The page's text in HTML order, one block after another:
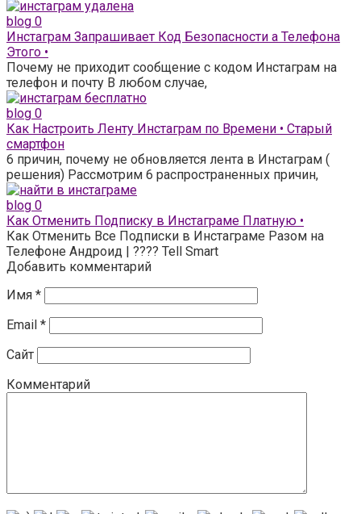
blog 0
Инстаграм Запрашивает Код Безопасности а Телефона
Этого •
Почему не приходит сообщение с кодом Инстаграм на
телефон и почту В любом случае,
blog 0
Как Настроить Ленту Инстаграм по Времени • Старый
смартфон
6 причин, почему не обновляется лента в Инстаграм (
решения) Рассмотрим 6 распространенных причин,
blog 0
Как Отменить Подписку в Инстаграме Платную •
Как Отменить Все Подписки в Инстаграме Разом на
Телефоне Андроид | ???? Tell Smart
Добавить комментарий
Имя *
Email *
Сайт
Комментарий